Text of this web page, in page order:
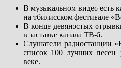
В музыкальном видео есть
на тбилисском фестивале
В конце девяностых
в заставке канала ТВ-6.
Слушатели радиостанции
список 100 лучших песен
веке.